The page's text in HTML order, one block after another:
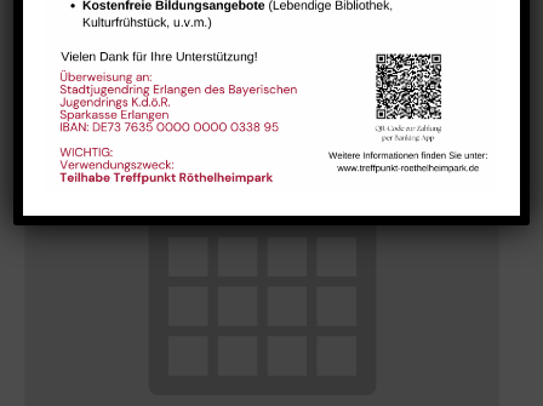
August 9 @ 10:00 - 12:00